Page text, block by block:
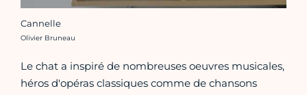
Cannelle
Crédit photo :
Olivier Bruneau
Le chat a inspiré de nombreuses oeuvres musicales,
héros d'opéras classiques comme de chansons